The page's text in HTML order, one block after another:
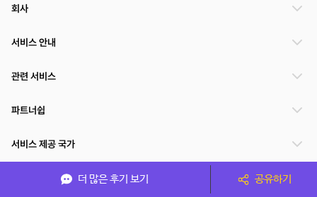
더 많은 후기 보기 공유하기
회사
서비스 안내
관련 서비스
파트너쉽
서비스 제공 국가